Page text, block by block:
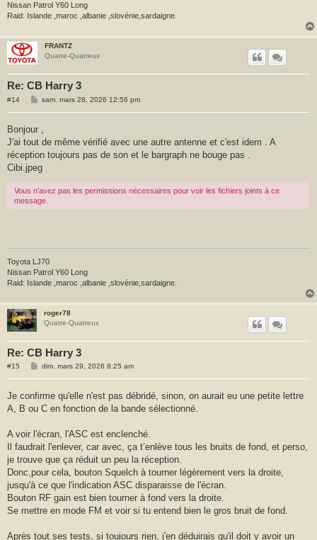
Nissan Patrol Y60 Long
Raid: Islande ,maroc ,albanie ,slovénie,sardaigne.
FRANTZ
Quatre-Quatreux
Re: CB Harry 3
#14
M
a
g
sam. mars 28, 2026 12:56 pm
Bonjour ,
J'ai tout de même vérifié avec une autre antenne et c'est idem . A
réception toujours pas de son et le bargraph ne bouge pas .
Cibi.jpeg
Vous n’avez pas les permissions nécessaires pour voir les fichiers joints à ce
message.
Toyota LJ70
Nissan Patrol Y60 Long
Raid: Islande ,maroc ,albanie ,slovénie,sardaigne.
roger78
Quatre-Quatreux
Re: CB Harry 3
#15
M
s
a
g
dim. mars 29, 2026 8:25 am
Je confirme qu'elle n'est pas débridé, sinon, on aurait eu une petite lettre
A, B ou C en fonction de la bande sélectionné.
A voir l'écran, l'ASC est enclenché.
Il faudrait l'enlever, car avec, ça t’enlève tous les bruits de fond, et perso,
je trouve que ça réduit un peu la réception.
Donc,pour cela, bouton Squelch à tourner légèrement vers la droite,
jusqu'à ce que l'indication ASC disparaisse de l'écran.
Bouton RF gain est bien tourner à fond vers la droite.
Se mettre en mode FM et voir si tu entend bien le gros bruit de fond.
Après tout ses tests, si toujours rien, j'en déduirais qu'il doit y avoir un